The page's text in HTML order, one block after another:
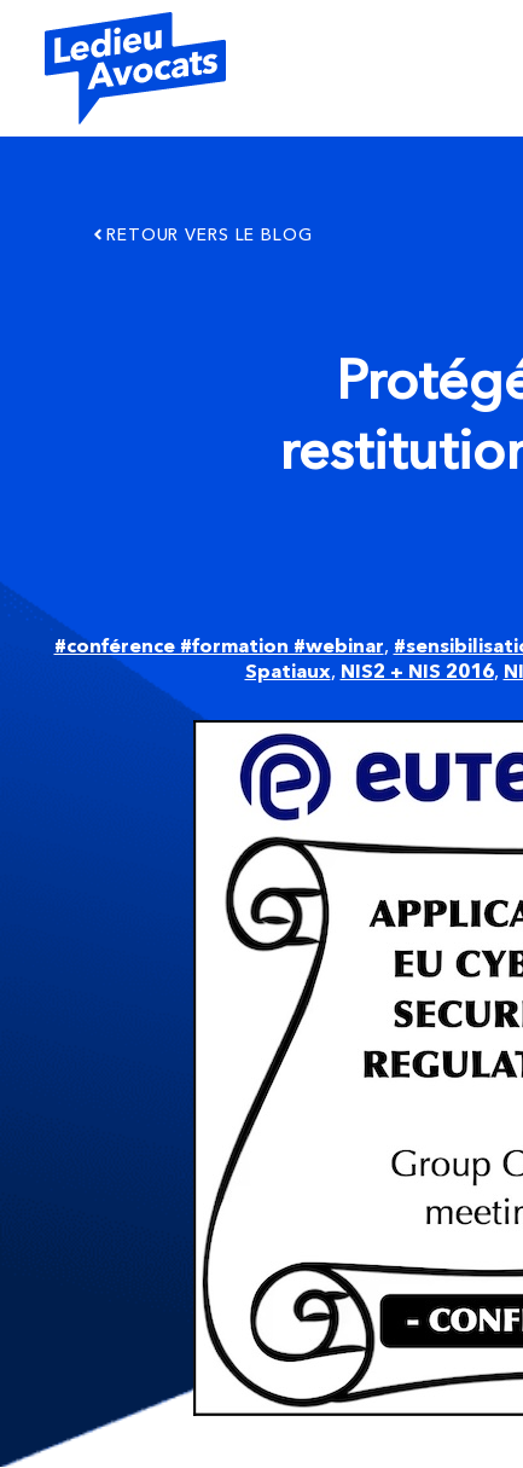
RETOUR VERS LE BLOG
#conférence #formation #webinar,
Spatiaux, NIS2 + NIS 2016,